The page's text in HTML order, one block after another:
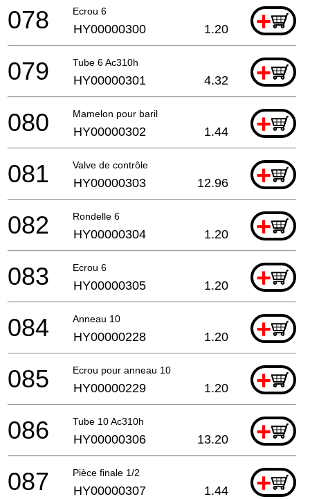
Ecrou 6 +
078 HY00000300 1.20
Tube 6 Ac310h +
079 HY00000301 4.32
Mamelon pour baril +
080 HY00000302 1.44
Valve de contrôle +
081 HY00000303 12.96
Rondelle 6 +
082 HY00000304 1.20
Ecrou 6 +
083 HY00000305 1.20
Anneau 10 +
084 HY00000228 1.20
Ecrou pour anneau 10 +
085 HY00000229 1.20
Tube 10 Ac310h +
086 HY00000306 13.20
Pièce finale 1/2 +
087 HY00000307 1.44